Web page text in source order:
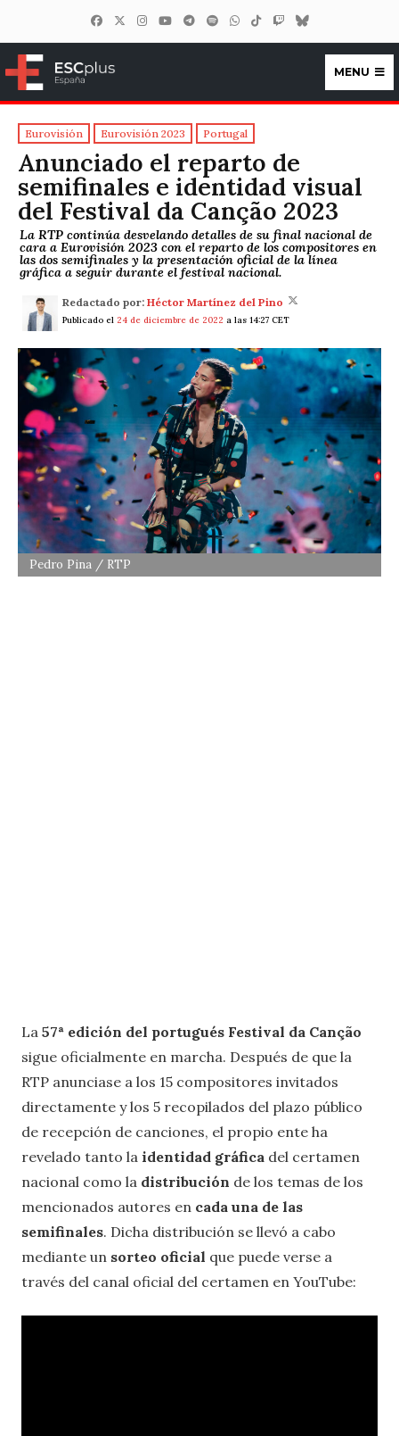
ESCplus España
MENU
Eurovisión Eurovisión 2023 Portugal
Anunciado el reparto de
semifinales e identidad visual
del Festival da Canção 2023
La RTP continúa desvelando detalles de su final nacional de
cara a Eurovisión 2023 con el reparto de los compositores en
las dos semifinales y la presentación oficial de la línea
gráfica a seguir durante el festival nacional.
Redactado por: Héctor Martínez del Pino
Publicado el 24 de diciembre de 2022 a las 14:27 CET
Pedro Pina / RTP
La 57ª edición del portugués Festival da Canção
sigue oficialmente en marcha. Después de que la
RTP anunciase a los 15 compositores invitados
directamente y los 5 recopilados del plazo público
de recepción de canciones, el propio ente ha
revelado tanto la identidad gráfica del certamen
nacional como la distribución de los temas de los
mencionados autores en cada una de las
semifinales. Dicha distribución se llevó a cabo
mediante un sorteo oficial que puede verse a
través del canal oficial del certamen en YouTube: